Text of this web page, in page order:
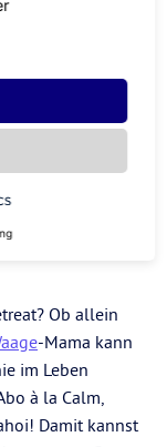
Ob allein
-Mama kann
im Leben
à la Calm,
Damit kannst